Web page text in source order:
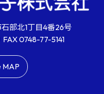
部北1丁目4番26号
FAX0748-77-5141
MAP